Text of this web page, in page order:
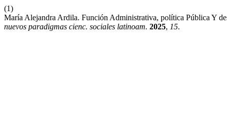
(1)
María Alejandra Ardila. Función Administrativa, política Pública Y
nuevos paradigmas cienc. sociales latinoam. 2025, 15.